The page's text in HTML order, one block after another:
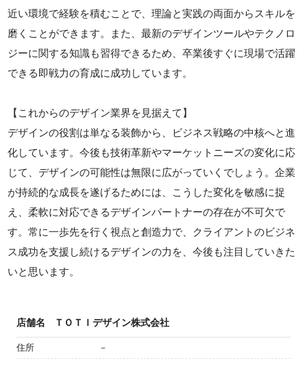
近い環境で経験を積むことで、理論と実践の両面からスキルを
磨くことができます。また、最新のデザインツールやテクノロ
ジーに関する知識も習得できるため、卒業後すぐに現場で活躍
できる即戦力の育成に成功しています。
【これからのデザイン業界を見据えて】
デザインの役割は単なる装飾から、ビジネス戦略の中核へと進
化しています。今後も技術革新やマーケットニーズの変化に応
じて、デザインの可能性は無限に広がっていくでしょう。企業
が持続的な成長を遂げるためには、こうした変化を敏感に捉
え、柔軟に対応できるデザインパートナーの存在が不可欠で
す。常に一歩先を行く視点と創造力で、クライアントのビジネ
ス成功を支援し続けるデザインの力を、今後も注目していきた
いと思います。
店舗名 ＴＯＴＩデザイン株式会社
住所 －